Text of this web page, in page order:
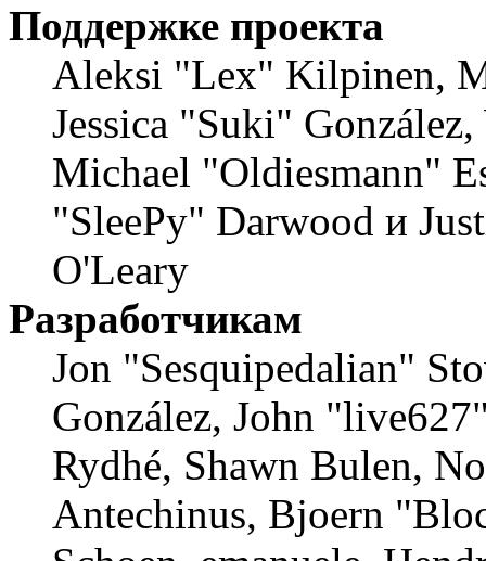
Поддержке проекта
Aleksi "Lex" Kilpinen,
Jessica "Suki"
Michael "Oldiesmann"
"SleePy" Darwood и
O'Leary
Разработчикам
Jon "Sesquipedalian"
González, John
Rydhé, Shawn Bulen,
Antechinus, Bjoern